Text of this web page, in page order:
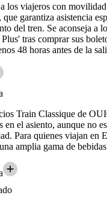
viajeros con movilidad
garantiza asistencia
del tren. Se aconseja a
tras comprar sus
48 horas antes de la
Train Classique de
en el asiento, aunque no
Para quienes viajan en
amplia gama de